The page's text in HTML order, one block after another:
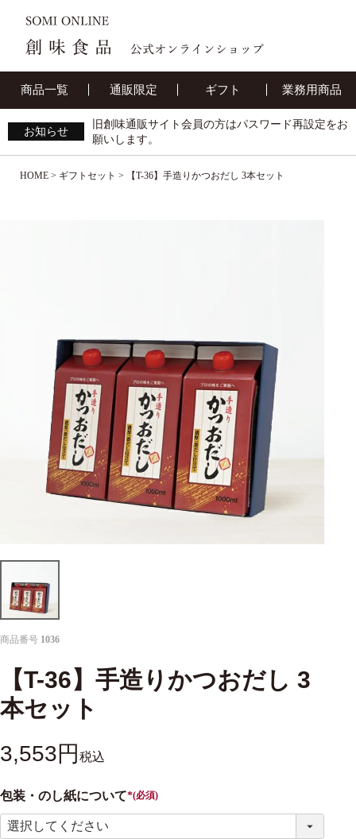
商品一覧 通販限定 ギフト 業務用商品
お知らせ
旧創味通販サイト会員の方はパスワード再設定をお
願いします。
HOME ギフトセット 【T-36】手造りかつおだし 3本セット
商品番号 1036
【T-36】手造りかつおだし 3
本セット
3,553 税込
包装・のし紙について (必須)